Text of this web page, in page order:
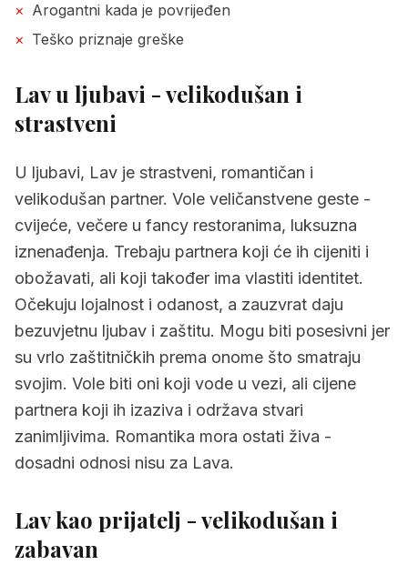
× Arogantni kada je povrijeđen
× Teško priznaje greške
Lav u ljubavi - velikodušan i
strastveni
U ljubavi, Lav je strastveni, romantičan i
velikodušan partner. Vole veličanstvene geste -
cvijeće, večere u fancy restoranima, luksuzna
iznenađenja. Trebaju partnera koji će ih cijeniti i
obožavati, ali koji također ima vlastiti identitet.
Očekuju lojalnost i odanost, a zauzvrat daju
bezuvjetnu ljubav i zaštitu. Mogu biti posesivni jer
su vrlo zaštitničkih prema onome što smatraju
svojim. Vole biti oni koji vode u vezi, ali cijene
partnera koji ih izaziva i održava stvari
zanimljivima. Romantika mora ostati živa -
dosadni odnosi nisu za Lava.
Lav kao prijatelj - velikodušan i
zabavan